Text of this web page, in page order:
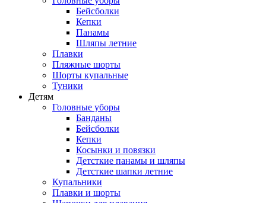
Бейсболки
Кепки
Панамы
Шляпы летние
Плавки
Пляжные шорты
Шорты купальные
Туники
Детям
Головные уборы
Банданы
Бейсболки
Кепки
Косынки и повязки
Детсткие панамы и шляпы
Детсткие шапки летние
Купальники
Плавки и шорты